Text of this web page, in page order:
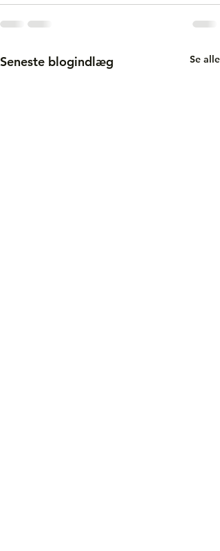
Seneste blogindlæg Se alle